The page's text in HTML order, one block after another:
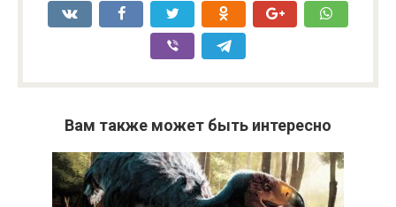
Вам также может быть интересно